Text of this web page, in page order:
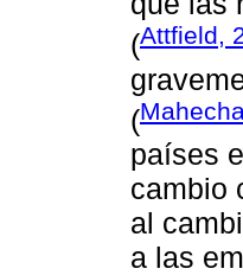
(Attfield,
(
países
cambio
al
a las